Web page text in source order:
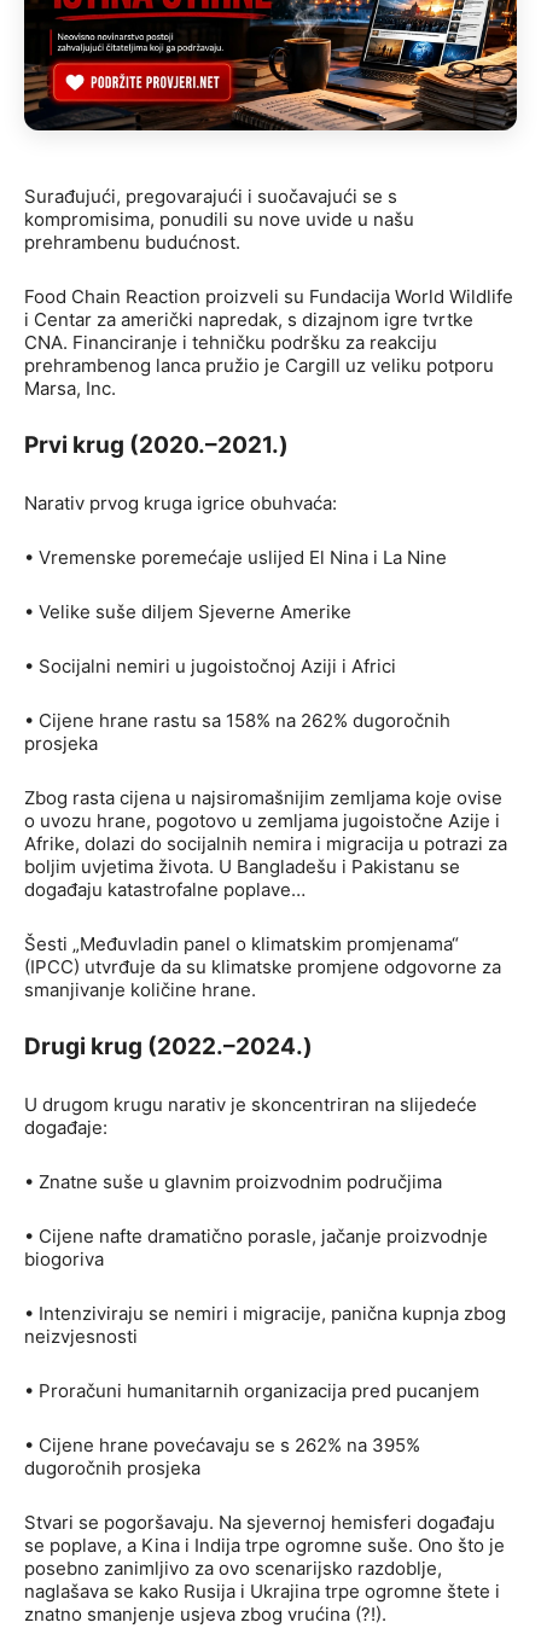
Surađujući, pregovarajući i suočavajući se s
kompromisima, ponudili su nove uvide u našu
prehrambenu budućnost.
Food Chain Reaction proizveli su Fundacija World Wildlife
i Centar za američki napredak, s dizajnom igre tvrtke
CNA. Financiranje i tehničku podršku za reakciju
prehrambenog lanca pružio je Cargill uz veliku potporu
Marsa, Inc.
Prvi krug (2020.–2021.)
Narativ prvog kruga igrice obuhvaća:
• Vremenske poremećaje uslijed El Nina i La Nine
• Velike suše diljem Sjeverne Amerike
• Socijalni nemiri u jugoistočnoj Aziji i Africi
• Cijene hrane rastu sa 158% na 262% dugoročnih
prosjeka
Zbog rasta cijena u najsiromašnijim zemljama koje ovise
o uvozu hrane, pogotovo u zemljama jugoistočne Azije i
Afrike, dolazi do socijalnih nemira i migracija u potrazi za
boljim uvjetima života. U Bangladešu i Pakistanu se
događaju katastrofalne poplave…
Šesti „Međuvladin panel o klimatskim promjenama“
(IPCC) utvrđuje da su klimatske promjene odgovorne za
smanjivanje količine hrane.
Drugi krug (2022.–2024.)
U drugom krugu narativ je skoncentriran na slijedeće
događaje:
• Znatne suše u glavnim proizvodnim područjima
• Cijene nafte dramatično porasle, jačanje proizvodnje
biogoriva
• Intenziviraju se nemiri i migracije, panična kupnja zbog
neizvjesnosti
• Proračuni humanitarnih organizacija pred pucanjem
• Cijene hrane povećavaju se s 262% na 395%
dugoročnih prosjeka
Stvari se pogoršavaju. Na sjevernoj hemisferi događaju
se poplave, a Kina i Indija trpe ogromne suše. Ono što je
posebno zanimljivo za ovo scenarijsko razdoblje,
naglašava se kako Rusija i Ukrajina trpe ogromne štete i
znatno smanjenje usjeva zbog vrućina (?!).